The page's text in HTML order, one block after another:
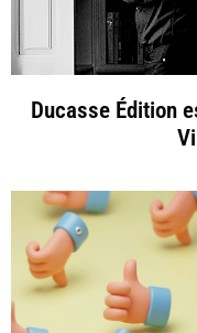
Ducasse Édition